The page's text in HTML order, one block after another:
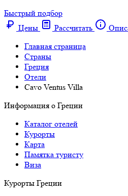
Быстрый подбор
Цены
Рассчитать
Главная страница
Cтраны
Греция
Отели
Cavo Ventus Villa
Информация о Греции
Каталог отелей
Курорты
Карта
Памятка туристу
Виза
Курорты Греции